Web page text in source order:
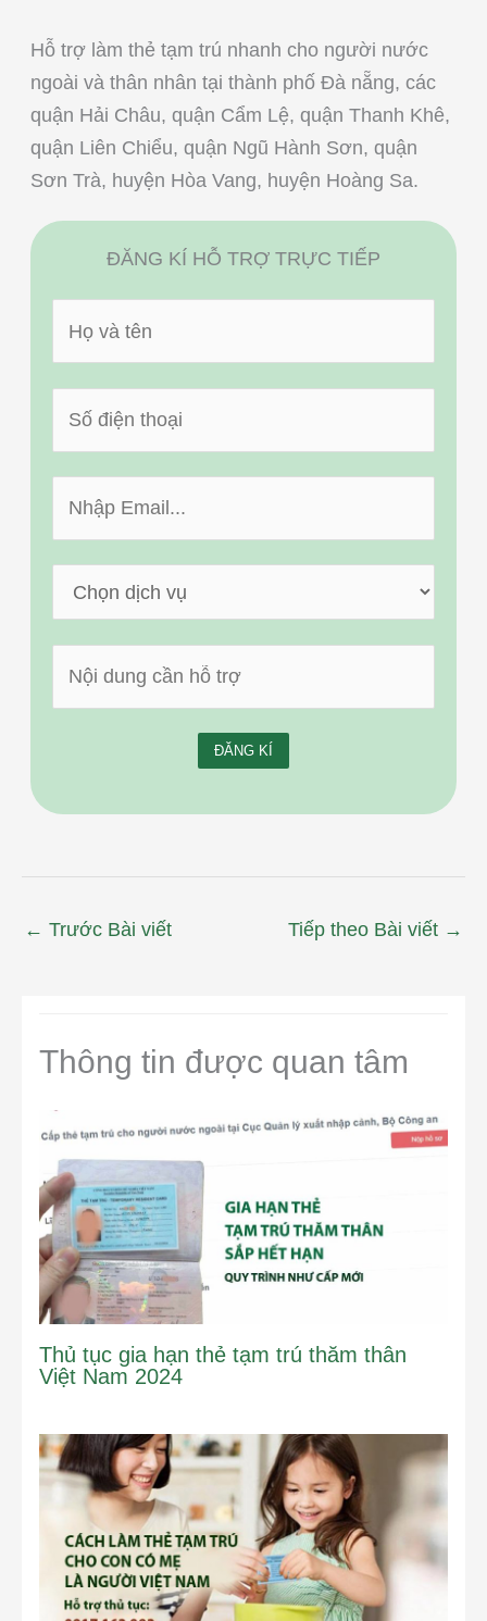
Hỗ trợ làm thẻ tạm trú nhanh cho người nước
ngoài và thân nhân tại thành phố Đà nẵng, các
quận Hải Châu, quận Cẩm Lệ, quận Thanh Khê,
quận Liên Chiểu, quận Ngũ Hành Sơn, quận
Sơn Trà, huyện Hòa Vang, huyện Hoàng Sa.
ĐĂNG KÍ HỖ TRỢ TRỰC TIẾP
← Trước Bài viết Tiếp theo Bài viết →
Thông tin được quan tâm
Thủ tục gia hạn thẻ tạm trú thăm thân
Việt Nam 2024